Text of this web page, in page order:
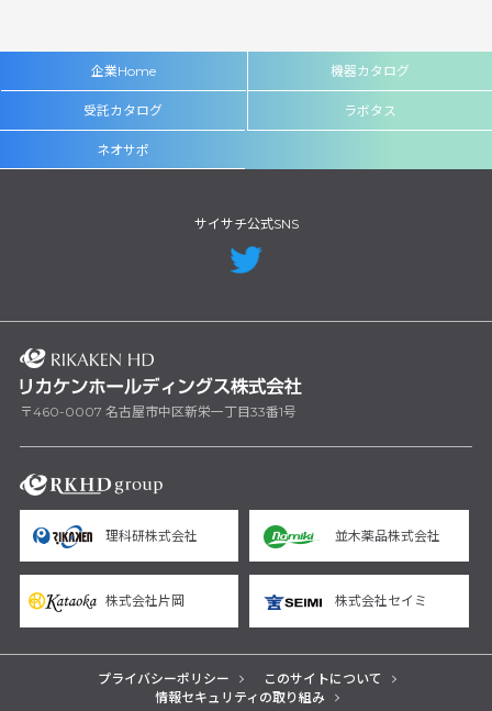
企業Home 機器カタログ
受託カタログ ラボタス
ネオサポ
サイサチ公式SNS
〒460-0007 名古屋市中区新栄一丁目33番1号
理科研株式会社 並木薬品株式会社
株式会社片岡 株式会社セイミ
プライバシーポリシー
このサイトについて
情報セキュリティの取り組み